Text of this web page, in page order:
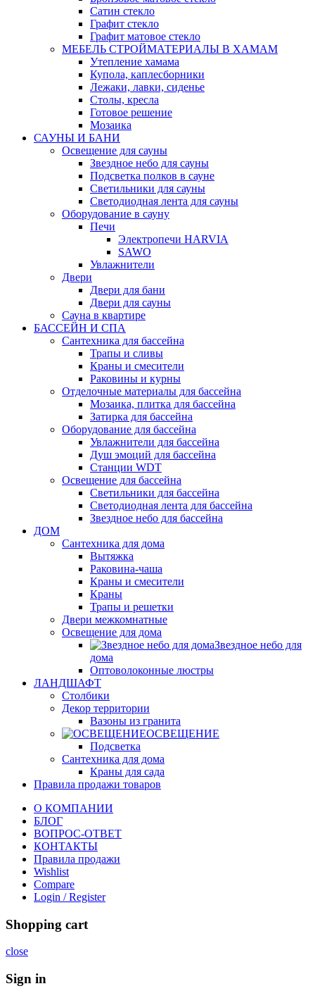
Сатин стекло
Графит стекло
Графит матовое стекло
МЕБЕЛЬ СТРОЙМАТЕРИАЛЫ В ХАМАМ
Утепление хамама
Купола, каплесборники
Лежаки, лавки, сиденье
Столы, кресла
Готовое решение
Мозаика
САУНЫ И БАНИ
Освещение для сауны
Звездное небо для сауны
Подсветка полков в сауне
Светильники для сауны
Светодиодная лента для сауны
Оборудование в сауну
Печи
Электропечи HARVIA
SAWO
Увлажнители
Двери
Двери для бани
Двери для сауны
Сауна в квартире
БАССЕЙН И СПА
Сантехника для бассейна
Трапы и сливы
Краны и смесители
Раковины и курны
Отделочные материалы для бассейна
Мозаика, плитка для бассейна
Затирка для бассейна
Оборудование для бассейна
Увлажнители для бассейна
Душ эмоций для бассейна
Станции WDT
Освещение для бассейна
Светильники для бассейна
Светодиодная лента для бассейна
Звездное небо для бассейна
ДОМ
Сантехника для дома
Вытяжка
Раковина-чаша
Краны и смесители
Краны
Трапы и решетки
Двери межкомнатные
Освещение для дома
Звездное небо для
дома
Оптоволоконные люстры
ЛАНДШАФТ
Столбики
Декор территории
Вазоны из гранита
ОСВЕЩЕНИЕ
Подсветка
Сантехника для дома
Краны для сада
Правила продажи товаров
О КОМПАНИИ
БЛОГ
ВОПРОС-ОТВЕТ
КОНТАКТЫ
Правила продажи
Wishlist
Compare
Login / Register
Shopping cart
close
Sign in